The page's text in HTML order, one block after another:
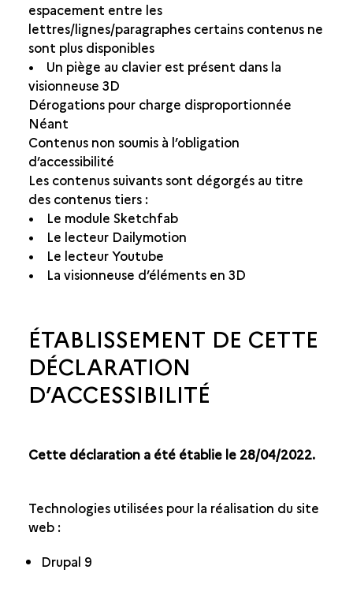
espacement entre les
lettres/lignes/paragraphes certains contenus ne
sont plus disponibles
• Un piège au clavier est présent dans la
visionneuse 3D
Dérogations pour charge disproportionnée
Néant
Contenus non soumis à l’obligation
d’accessibilité
Les contenus suivants sont dégorgés au titre
des contenus tiers :
• Le module Sketchfab
• Le lecteur Dailymotion
• Le lecteur Youtube
• La visionneuse d’éléments en 3D
ÉTABLISSEMENT DE CETTE
DÉCLARATION
D’ACCESSIBILITÉ
Cette déclaration a été établie le 28/04/2022.
Technologies utilisées pour la réalisation du site
web :
Drupal 9